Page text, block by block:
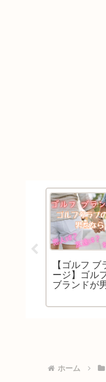
【ゴルフ ブ
ージ】ゴル
ブランドが
は？お兄ち
ホーム